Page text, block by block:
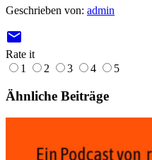
Geschrieben von: admin
email
Rate it
1
2 3 4 5
Ähnliche Beiträge